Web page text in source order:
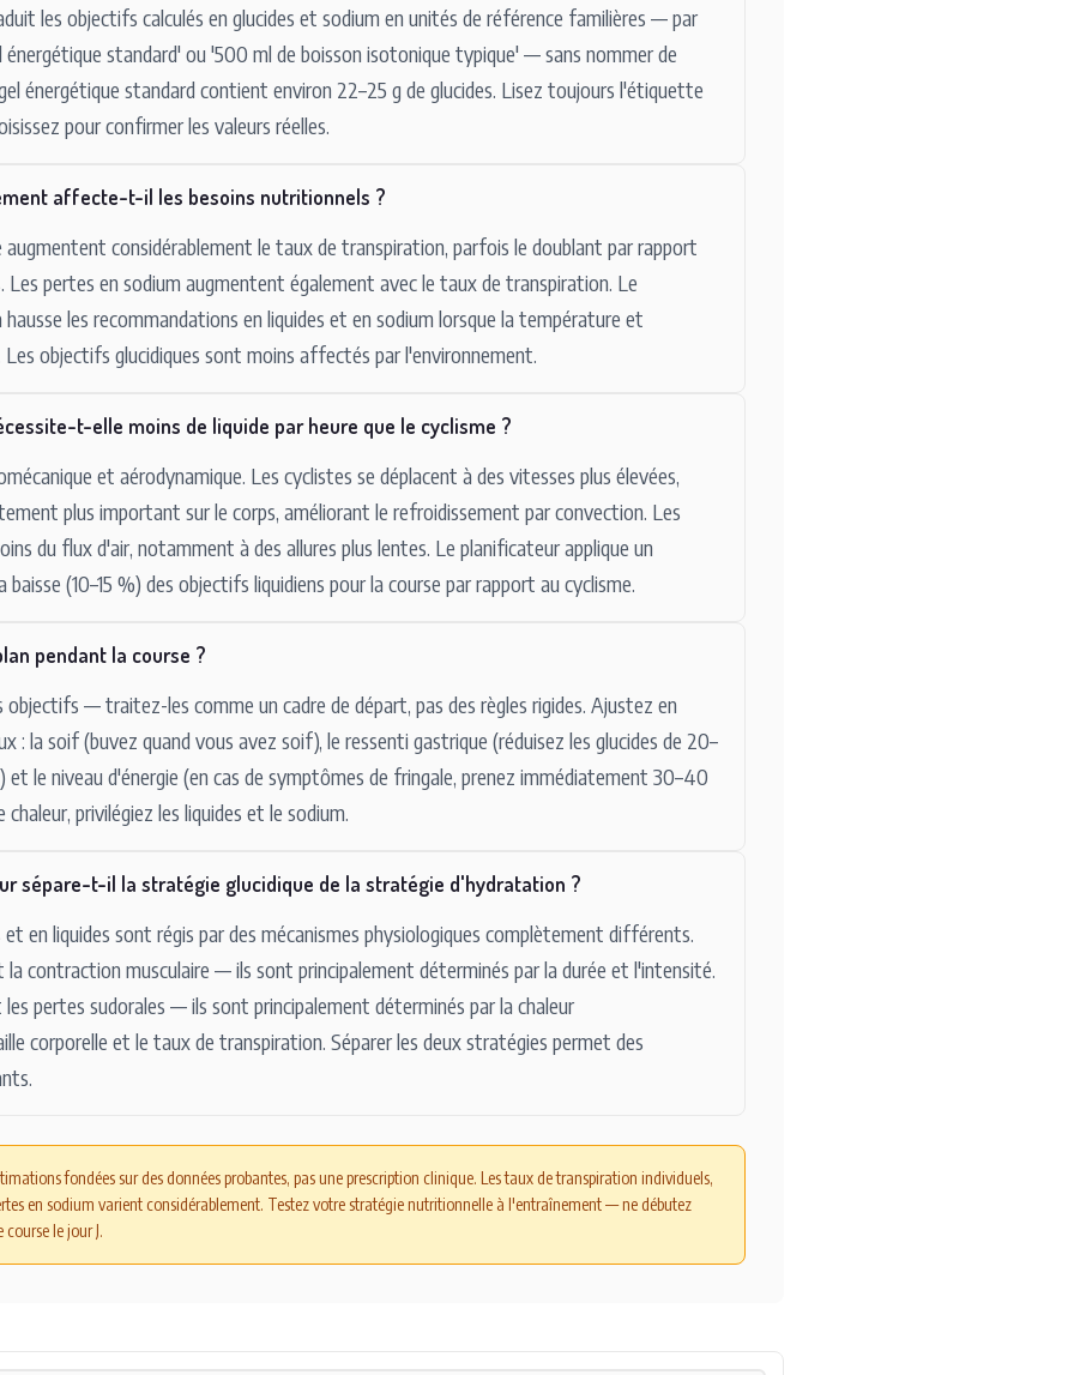
les objectifs calculés en glucides et sodium en unités de référence familières — par
énergétique standard' ou '500 ml de boisson isotonique typique' — sans nommer de
énergétique standard contient environ 22–25 g de glucides. Lisez toujours l'étiquette
pour confirmer les valeurs réelles.
affecte-t-il les besoins nutritionnels ?
considérablement le taux de transpiration, parfois le doublant par rapport
Les pertes en sodium augmentent également avec le taux de transpiration. Le
les recommandations en liquides et en sodium lorsque la température et
objectifs glucidiques sont moins affectés par l'environnement.
t-elle moins de liquide par heure que le cyclisme ?
et aérodynamique. Les cyclistes se déplacent à des vitesses plus élevées,
plus important sur le corps, améliorant le refroidissement par convection. Les
du flux d'air, notamment à des allures plus lentes. Le planificateur applique un
(10–15 %) des objectifs liquidiens pour la course par rapport au cyclisme.
pendant la course ?
objectifs — traitez-les comme un cadre de départ, pas des règles rigides. Ajustez en
: la soif (buvez quand vous avez soif), le ressenti gastrique (réduisez les glucides de 20–
et le niveau d'énergie (en cas de symptômes de fringale, prenez immédiatement 30–40
privilégiez les liquides et le sodium.
sépare-t-il la stratégie glucidique de la stratégie d'hydratation ?
et en liquides sont régis par des mécanismes physiologiques complètement différents.
la contraction musculaire — ils sont principalement déterminés par la durée et l'intensité.
les pertes sudorales — ils sont principalement déterminés par la chaleur
corporelle et le taux de transpiration. Séparer les deux stratégies permet des
fondées sur des données probantes, pas une prescription clinique. Les taux de transpiration individuels,
en sodium varient considérablement. Testez votre stratégie nutritionnelle à l'entraînement — ne débutez
le jour J.